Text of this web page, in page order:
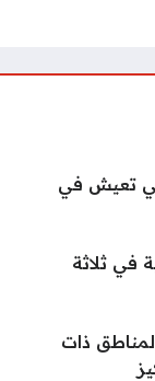
تعيش في
في ثلاثة
ذات